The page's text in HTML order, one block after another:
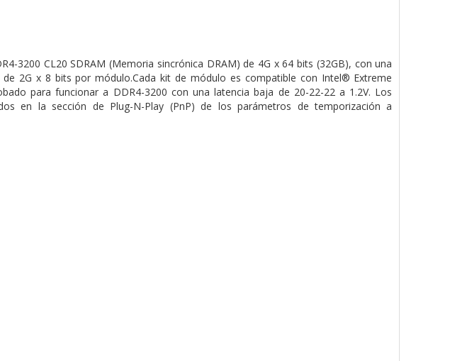
3200 CL20 SDRAM (Memoria sincrónica DRAM) de 4G x 64 bits (32GB), con una
de 2G x 8 bits por módulo.Cada kit de módulo es compatible con Intel® Extreme
para funcionar a DDR4-3200 con una latencia baja de 20-22-22 a 1.2V. Los
en la sección de Plug-N-Play (PnP) de los parámetros de temporización a